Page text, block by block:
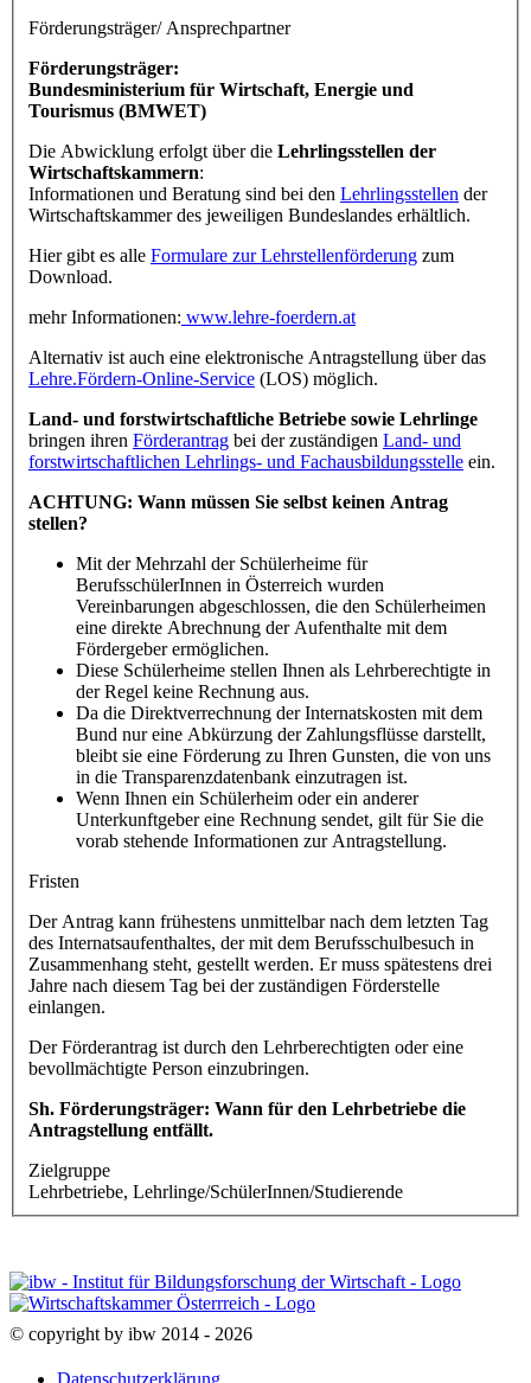
Förderungsträger/ Ansprechpartner
Förderungsträger:
Bundesministerium für Wirtschaft, Energie und
Tourismus (BMWET)
Die Abwicklung erfolgt über die Lehrlingsstellen der
Wirtschaftskammern:
Informationen und Beratung sind bei den Lehrlingsstellen der
Wirtschaftskammer des jeweiligen Bundeslandes erhältlich.
Hier gibt es alle Formulare zur Lehrstellenförderung zum
Download.
mehr Informationen: www.lehre-foerdern.at
Alternativ ist auch eine elektronische Antragstellung über das
Lehre.Fördern-Online-Service (LOS) möglich.
Land- und forstwirtschaftliche Betriebe sowie Lehrlinge
bringen ihren Förderantrag bei der zuständigen Land- und
forstwirtschaftlichen Lehrlings- und Fachausbildungsstelle ein.
ACHTUNG: Wann müssen Sie selbst keinen Antrag
stellen?
Mit der Mehrzahl der Schülerheime für
BerufsschülerInnen in Österreich wurden
Vereinbarungen abgeschlossen, die den Schülerheimen
eine direkte Abrechnung der Aufenthalte mit dem
Fördergeber ermöglichen.
Diese Schülerheime stellen Ihnen als Lehrberechtigte in
der Regel keine Rechnung aus.
Da die Direktverrechnung der Internatskosten mit dem
Bund nur eine Abkürzung der Zahlungsflüsse darstellt,
bleibt sie eine Förderung zu Ihren Gunsten, die von uns
in die Transparenzdatenbank einzutragen ist.
Wenn Ihnen ein Schülerheim oder ein anderer
Unterkunftgeber eine Rechnung sendet, gilt für Sie die
vorab stehende Informationen zur Antragstellung.
Fristen
Der Antrag kann frühestens unmittelbar nach dem letzten Tag
des Internatsaufenthaltes, der mit dem Berufsschulbesuch in
Zusammenhang steht, gestellt werden. Er muss spätestens drei
Jahre nach diesem Tag bei der zuständigen Förderstelle
einlangen.
Der Förderantrag ist durch den Lehrberechtigten oder eine
bevollmächtigte Person einzubringen.
Sh. Förderungsträger: Wann für den Lehrbetriebe die
Antragstellung entfällt.
Zielgruppe
Lehrbetriebe, Lehrlinge/SchülerInnen/Studierende
© copyright by ibw 2014 - 2026
Datenschutzerklärung